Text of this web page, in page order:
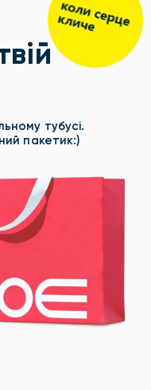
тубусі.
пакетик:)